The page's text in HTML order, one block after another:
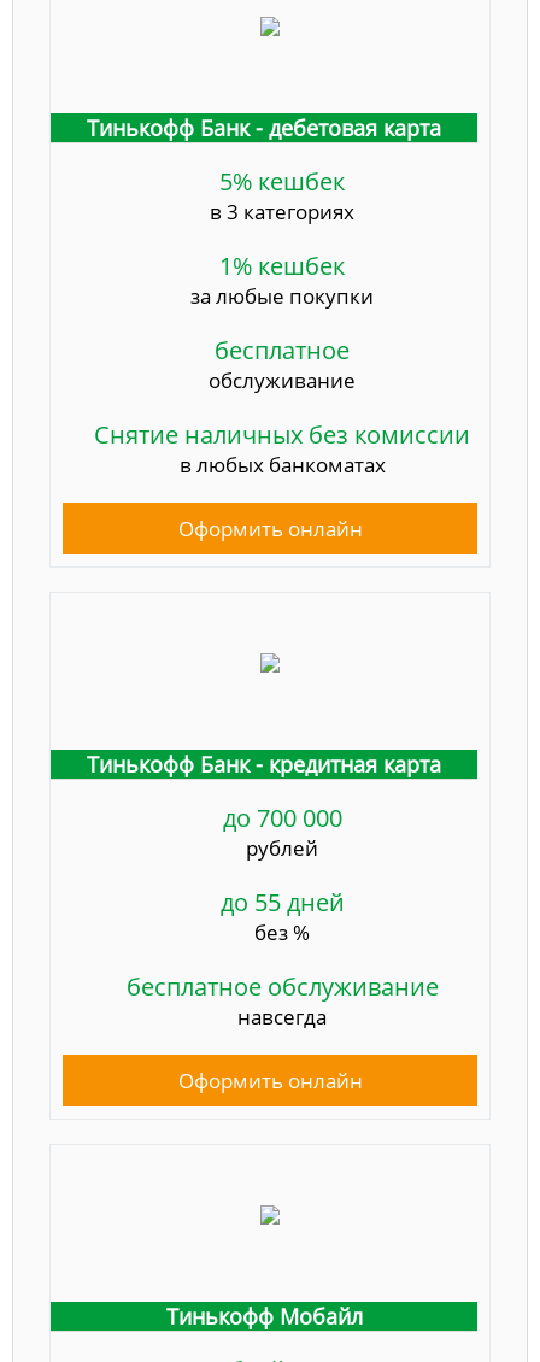
Тинькофф Банк - дебетовая карта
5% кешбек
в 3 категориях
1% кешбек
за любые покупки
бесплатное
обслуживание
Снятие наличных без комиссии
в любых банкоматах
Оформить онлайн
Тинькофф Банк - кредитная карта
до 700 000
рублей
до 55 дней
без %
бесплатное обслуживание
навсегда
Оформить онлайн
Тинькофф Мобайл